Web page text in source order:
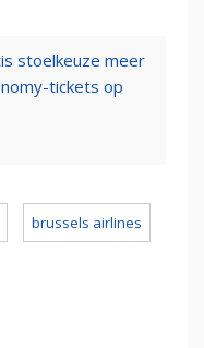
stoelkeuze meer
tickets op
brussels airlines